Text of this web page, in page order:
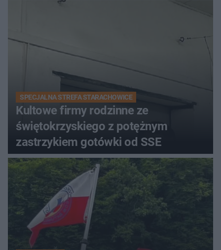
SPECJALNA STREFA STARACHOWICE
Kultowe firmy rodzinne ze
świętokrzyskiego z potężnym
zastrzykiem gotówki od SSE